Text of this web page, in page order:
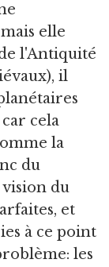
elle
l'Antiquité
il
cela
la
du
vision du
et
à ce point
les